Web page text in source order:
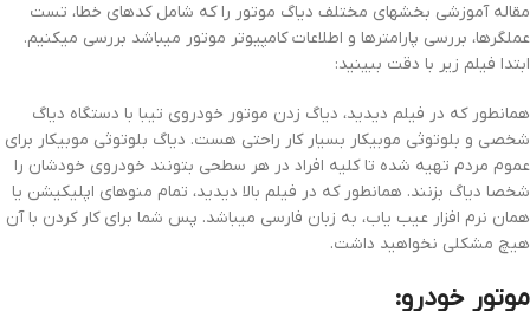
مقاله آموزشی بخشهای مختلف دیاگ موتور را که شامل کدهای خطا، تست
عملگرها، بررسی پارامترها و اطلاعات کامپیوتر موتور میباشد بررسی میکنیم.
ابتدا فیلم زیر با دقت ببینید:
همانطور که در فیلم دیدید، دیاگ زدن موتور خودروی تیبا با دستگاه دیاگ
شخصی و بلوتوثی موبیکار بسیار کار راحتی هست. دیاگ بلوتوثی موبیکار برای
عموم مردم تهیه شده تا کلیه افراد در هر سطحی بتونند خودروی خودشان را
شخصا دیاگ بزنند. همانطور که در فیلم بالا دیدید، تمام منوهای اپلیکیشن یا
همان نرم افزار عیب یاب، به زبان فارسی میباشد. پس شما برای کار کردن با آن
هیچ مشکلی نخواهید داشت.
موتور خودرو: